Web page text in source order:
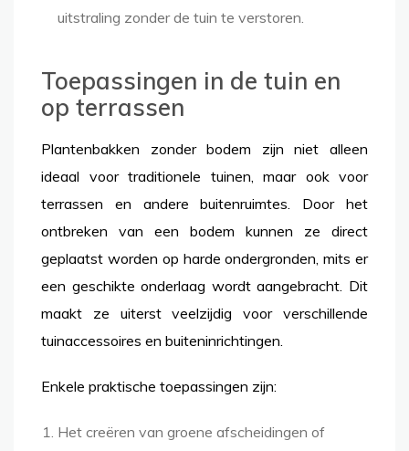
uitstraling zonder de tuin te verstoren.
Toepassingen in de tuin en
op terrassen
Plantenbakken zonder bodem zijn niet alleen
ideaal voor traditionele tuinen, maar ook voor
terrassen en andere buitenruimtes. Door het
ontbreken van een bodem kunnen ze direct
geplaatst worden op harde ondergronden, mits er
een geschikte onderlaag wordt aangebracht. Dit
maakt ze uiterst veelzijdig voor verschillende
tuinaccessoires en buiteninrichtingen.
Enkele praktische toepassingen zijn:
Het creëren van groene afscheidingen of